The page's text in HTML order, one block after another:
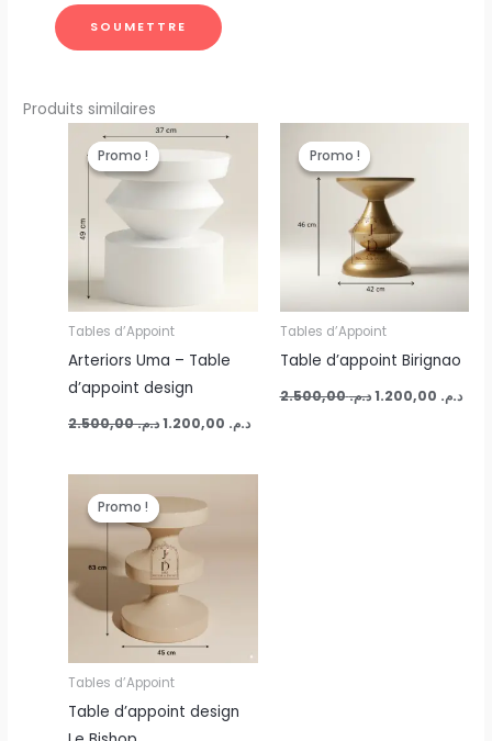
Produits similaires
Promo !
Promo !
Tables d’Appoint
Arteriors Uma – Table
d’appoint design
د.م.2.500,00
Le
prix
initial
était :
د.م.
actuel
Promo !
Promo !
Tables d’Appoint
Table d’appoint Birignao
د.م.2.500,00
était :
د.م.
Promo !
Promo !
Tables d’Appoint
Table d’appoint design
prix
initial
était :